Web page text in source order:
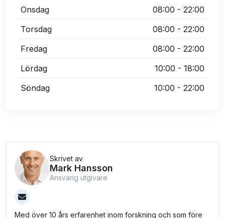
Onsdag
08:00 - 22:00
Torsdag
08:00 - 22:00
Fredag
08:00 - 22:00
Lördag
10:00 - 18:00
Söndag
10:00 - 22:00
Skrivet av
Mark Hansson
Ansvarig utgivare
Med över 10 års erfarenhet inom forskning och som före